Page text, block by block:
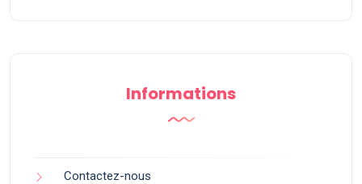
Informations
Contactez-nous